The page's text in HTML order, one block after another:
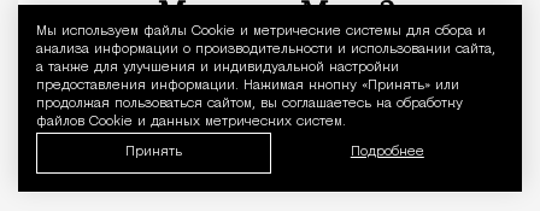
Уведомление
Мы используем файлы Сookie и метрические системы для сбора и
анализа информации о производительности и использовании сайта,
а также для улучшения и индивидуальной настройки
предоставления информации. Нажимая кнопку «Принять» или
продолжая пользоваться сайтом, вы соглашаетесь на обработку
файлов Cookie и данных метрических систем.
Принять Подробнее